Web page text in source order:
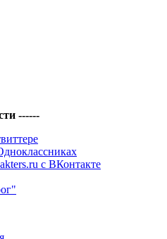
------
с ВКонтакте